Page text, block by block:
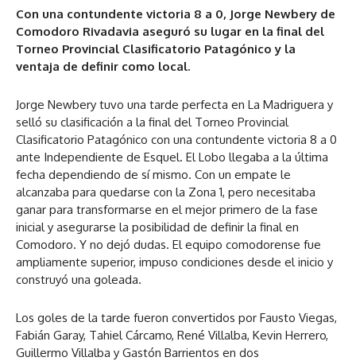
Con una contundente victoria 8 a 0, Jorge Newbery de
Comodoro Rivadavia aseguró su lugar en la final del
Torneo Provincial Clasificatorio Patagónico y la
ventaja de definir como local.
Jorge Newbery tuvo una tarde perfecta en La Madriguera y
selló su clasificación a la final del Torneo Provincial
Clasificatorio Patagónico con una contundente victoria 8 a 0
ante Independiente de Esquel. El Lobo llegaba a la última
fecha dependiendo de sí mismo. Con un empate le
alcanzaba para quedarse con la Zona 1, pero necesitaba
ganar para transformarse en el mejor primero de la fase
inicial y asegurarse la posibilidad de definir la final en
Comodoro. Y no dejó dudas. El equipo comodorense fue
ampliamente superior, impuso condiciones desde el inicio y
construyó una goleada.
Los goles de la tarde fueron convertidos por Fausto Viegas,
Fabián Garay, Tahiel Cárcamo, René Villalba, Kevin Herrero,
Guillermo Villalba y Gastón Barrientos en dos